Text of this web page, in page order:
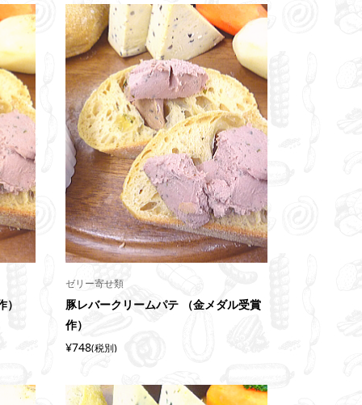
ゼリー寄せ類
豚レバークリームパテ （金メダル受賞
作）
¥748(税別)